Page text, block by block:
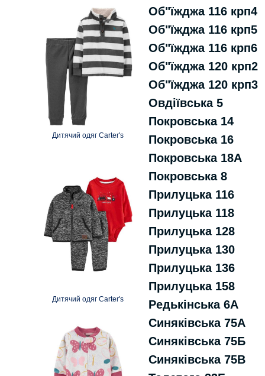
Дитячий одяг Carter's
Дитячий одяг Carter's
Об"їжджа 116 крп4
Об"їжджа 116 крп5
Об"їжджа 116 крп6
Об"їжджа 120 крп2
Об"їжджа 120 крп3
Овдiївська 5
Покровська 14
Покровська 16
Покровська 18А
Покровська 8
Прилуцька 116
Прилуцька 118
Прилуцька 128
Прилуцька 130
Прилуцька 136
Прилуцька 158
Редькiнська 6А
Синякiвська 75А
Синякiвська 75Б
Синякiвська 75В